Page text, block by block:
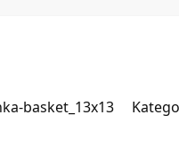
basket_13x13